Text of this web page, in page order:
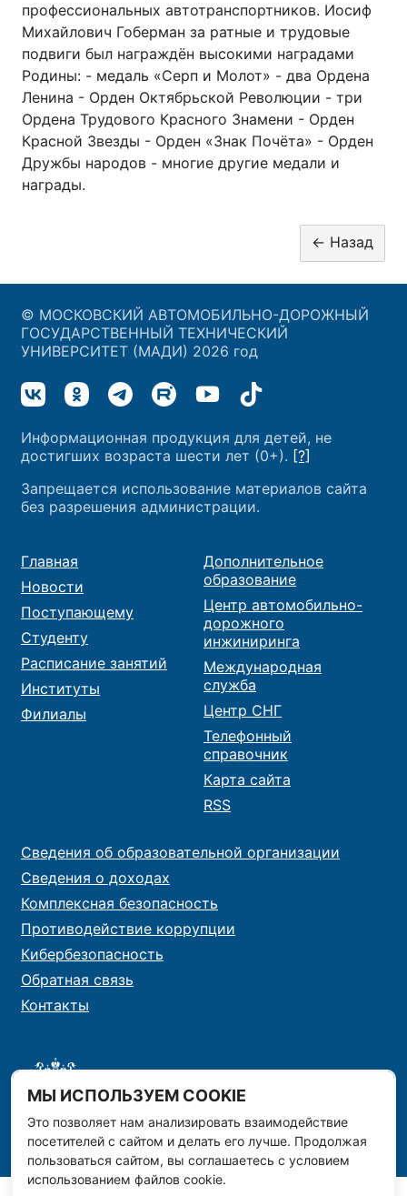
профессиональных автотранспортников. Иосиф
Михайлович Гоберман за ратные и трудовые
подвиги был награждён высокими наградами
Родины: - медаль «Серп и Молот» - два Ордена
Ленина - Орден Октябрьской Революции - три
Ордена Трудового Красного Знамени - Орден
Красной Звезды - Орден «Знак Почёта» - Орден
Дружбы народов - многие другие медали и
награды.
МЫ ИСПОЛЬЗУЕМ COOKIE
Это позволяет нам анализировать взаимодействие
посетителей с сайтом и делать его лучше. Продолжая
пользоваться сайтом, вы соглашаетесь с условием
использованием файлов cookie.
© МОСКОВСКИЙ АВТОМОБИЛЬНО-ДОРОЖНЫЙ
ГОСУДАРСТВЕННЫЙ ТЕХНИЧЕСКИЙ
УНИВЕРСИТЕТ (МАДИ) 2026 год
Информационная продукция для детей, не
достигших возраста шести лет (0+). [?]
Запрещается использование материалов сайта
без разрешения администрации.
Главная
Новости
Поступающему
Студенту
Расписание занятий
Институты
Филиалы
Дополнительное
образование
Центр автомобильно-
дорожного
инжиниринга
Международная
служба
Центр СНГ
Телефонный
справочник
Карта сайта
RSS
Сведения об образовательной организации
Сведения о доходах
Комплексная безопасность
Противодействие коррупции
Кибербезопасность
Обратная связь
Контакты